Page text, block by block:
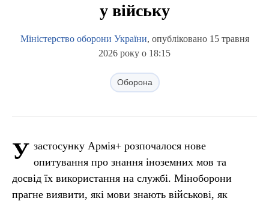
у війську
Міністерство оборони України, опубліковано 15 травня
2026 року о 18:15
Оборона
У застосунку Армія+ розпочалося нове
опитування про знання іноземних мов та
досвід їх використання на службі. Міноборони
прагне виявити, які мови знають військові, як